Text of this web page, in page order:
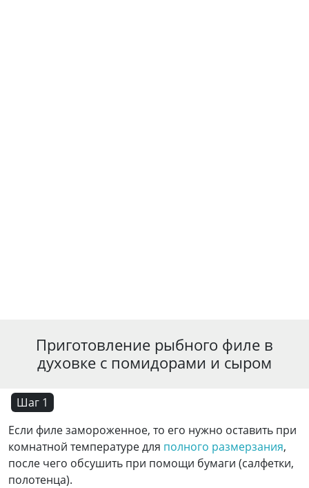
Приготовление рыбного филе в
духовке с помидорами и сыром
Шаг 1
Если филе замороженное, то его нужно оставить при
комнатной температуре для полного размерзания,
после чего обсушить при помощи бумаги (салфетки,
полотенца).